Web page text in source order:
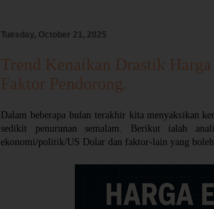
Tuesday, October 21, 2025
Trend Kenaikan Drastik
Faktor Pendorong.
Dalam beberapa bulan terakhir kita menyaksikan
sedikit penurunan semalam. Berikut ialah
ekonomi/politik/US Dolar dan faktor-lain yang